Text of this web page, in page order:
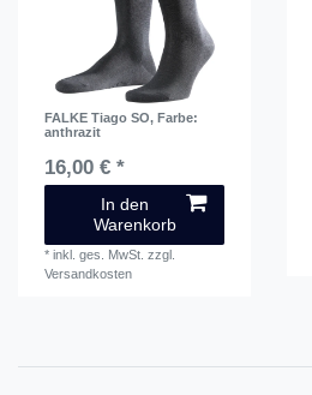
FALKE Tiago SO, Farbe:
anthrazit
16,00 € *
In den
Warenkorb
*inkl. ges. MwSt. zzgl.
Versandkosten